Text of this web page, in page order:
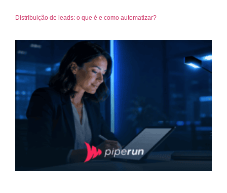
Distribuição de leads: o que é e como automatizar?